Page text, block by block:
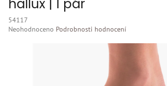
hallux | 1 pár
54117
Průměrné
Neohodnoceno Podrobnosti hodnocení